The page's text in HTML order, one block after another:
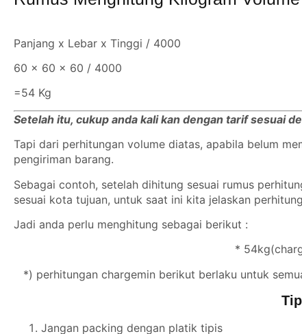
Panjang x Lebar x Tinggi / 4000
60 x 60 x 60 / 4000
=54 Kg
Setelah itu, cukup anda kali kan dengan tarif sesuai
Tapi dari perhitungan volume diatas, apabila belum
pengiriman barang.
Sebagai contoh, setelah dihitung sesuai rumus
sesuai kota tujuan, untuk saat ini kita jelaskan
Jadi anda perlu menghitung sebagai berikut :
*
*) perhitungan chargemin berikut berlaku untuk
Jangan packing dengan platik tipis